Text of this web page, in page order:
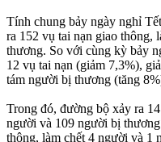
Tính chung bảy ngày nghỉ
ra 152 vụ tai nạn giao thông,
thương. So với cùng kỳ bảy
12 vụ tai nạn (giảm 7,3%),
tám người bị thương (tăng
Trong đó, đường bộ xảy ra
người và 109 người bị
thông, làm chết 4 người và 1